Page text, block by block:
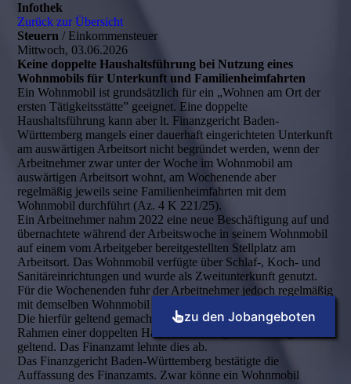
Infothek
Zurück zur Übersicht
Steuern / Einkommensteuer
Mittwoch, 03.06.2026
Keine doppelte Haushaltsführung bei Nutzung eines
Wohnmobils für Unterkunft und Familienheimfahrten
Ein Wohnmobil ist grundsätzlich für ein „Wohnen am Ort der
ersten Tätigkeitsstätte” geeignet. Eine doppelte
Haushaltsführung kann aber lt. Finanzgericht Baden-
Württemberg mangels einer dauerhaft eingerichteten Unterkunft
am auswärtigen Arbeitsort nicht begründet werden, wenn der
Arbeitnehmer zwar unter der Woche im Wohnmobil am
auswärtigen Arbeitsort wohnt, am Wochenende aber
regelmäßig jeweils seine Familienheimfahrten mit dem
Wohnmobil durchführt (Az. 4 K 221/25).
Ein Arbeitnehmer nahm 2022 eine neue Beschäftigung auf und
übernachtete während der Arbeitswoche in seinem Wohnmobil
auf einem vom Arbeitgeber bereitgestellten Stellplatz am
Arbeitsort. Das Wohnmobil verfügte über Schlaf-, Koch- und
Sanitäreinrichtungen und wurde als Zweitunterkunft genutzt.
Für die Wochenenden fuhr der Arbeitnehmer jedoch regelmäßig
mit demselben Wohnmobil zu seinem Familienwohnsitz zurück.
Die hierfür geltend gemachten Aufwendungen machte er im
Rahmen einer doppelten Haushaltsführung als Werbungskosten
geltend. Das Finanzamt lehnte dies ab.
Das Finanzgericht Baden-Württemberg bestätigte die
Auffassung des Finanzamts. Zwar könne ein Wohnmobil
zu den Jobangeboten